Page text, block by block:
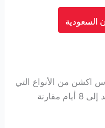
السعودية
اكشن من الأنواع التي
تتميز بعمر بطارية طويل قد يمتد إلى 8 أيام مقارنة